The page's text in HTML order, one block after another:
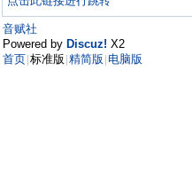
音赋社
Powered by Discuz! X2
首页 标准版 精简版 电脑版